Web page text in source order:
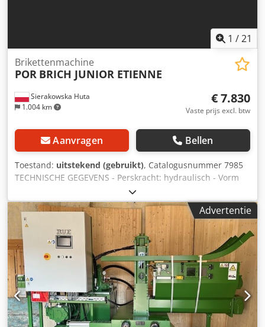
1 /21
Sierakowska Huta
1.004 km
Brikettenmachine
POR BRICH JUNIOR ETIENNE
€ 7.830
Vaste prijs excl. btw
Aanvragen Bellen
Toestand: uitstekend (gebruikt), Catalogusnummer 7985
TECHNISCHE GEGEVENS - Perskracht: hydraulisch - Vorm
van de briket: rond - Diameter briket: 50 mm Codpfx Aiozh
Iy Eevsrf - Diameter tank: 1000 mm - Capaciteit: tot 10
briketten/min tot ca. 90 kg/u - Automatische bediening -
Motor: 5,5 kW - Afmetingen (l/b/h): 1720x1100x1500 mm -
Gewicht: ca. 650 kg VOORDELEN – Italiaanse productie –
Gebruikte briketpers – Ongeverfd – Zeer goede staat Netto
prijs: 32.900 PLN Netto prijs: 7.830 EUR, afhankelijk van
koers 4,2 EUR (Prijzen kunnen variëren bij grotere
schommelingen)
Advertentie